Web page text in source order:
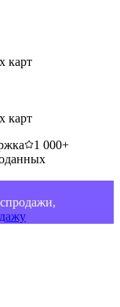
карт
карт
1 000+